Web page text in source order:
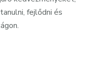
fejlődni és